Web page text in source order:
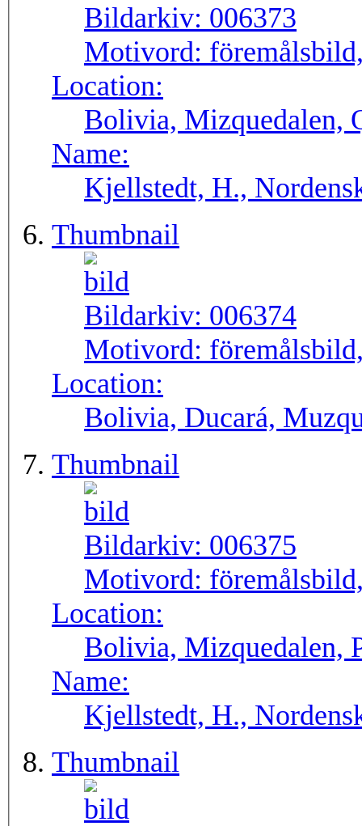
Bildarkiv: 006373
Motivord:
Location:
Bolivia, Mizquedalen,
Name:
Kjellstedt, H.,
Thumbnail
Bildarkiv: 006374
Motivord:
Location:
Bolivia, Ducará,
Thumbnail
Bildarkiv: 006375
Motivord:
Location:
Bolivia, Mizquedalen,
Name:
Kjellstedt, H.,
Thumbnail